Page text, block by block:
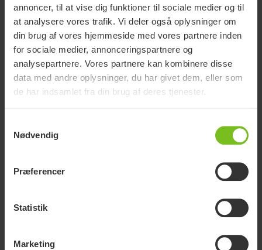
annoncer, til at vise dig funktioner til sociale medier og til
at analysere vores trafik. Vi deler også oplysninger om
din brug af vores hjemmeside med vores partnere inden
for sociale medier, annonceringspartnere og
analysepartnere. Vores partnere kan kombinere disse
data med andre oplysninger, du har givet dem, eller som
de har indsamlet fra din brug af deres tjenester.
Nødvendig
Præferencer
Statistik
Marketing
Trykaflastende puder
PI NR. W75 STAR Sentinel App opdateringer
PI NR. W74 STAR opladningskabel til Sentinel
PI NR. W53 Ændring betræk STAR puder
PI NR. W42 Div. Cross, Prio, Lille Viking, STAR
Galaxy